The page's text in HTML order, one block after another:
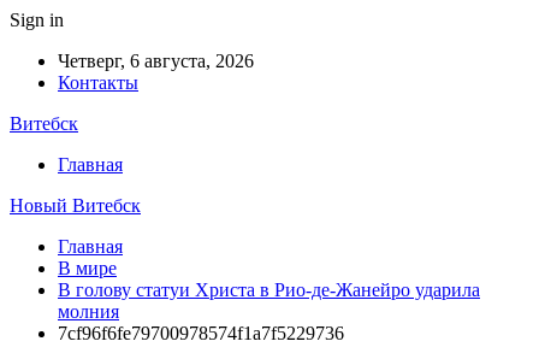
Sign in
Четверг, 6 августа, 2026
Контакты
Витебск
Главная
Новый Витебск
Главная
В мире
В голову статуи Христа в Рио-де-Жанейро ударила
молния
7cf96f6fe79700978574f1a7f5229736